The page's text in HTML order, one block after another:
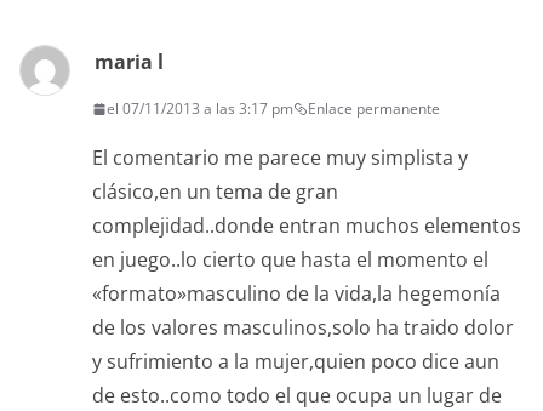
maria l
el 07/11/2013 a las 3:17 pm Enlace permanente
El comentario me parece muy simplista y
clásico,en un tema de gran
complejidad..donde entran muchos elementos
en juego..lo cierto que hasta el momento el
«formato»masculino de la vida,la hegemonía
de los valores masculinos,solo ha traido dolor
y sufrimiento a la mujer,quien poco dice aun
de esto..como todo el que ocupa un lugar de